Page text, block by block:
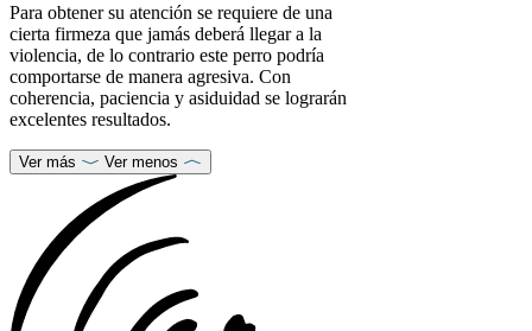
Para obtener su atención se requiere de una
cierta firmeza que jamás deberá llegar a la
violencia, de lo contrario este perro podría
comportarse de manera agresiva. Con
coherencia, paciencia y asiduidad se lograrán
excelentes resultados.
Ver más Ver menos